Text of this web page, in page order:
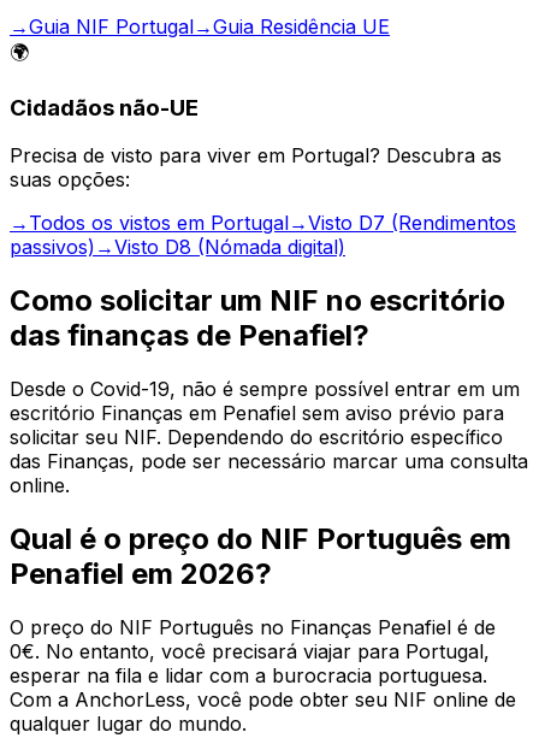
→Guia NIF Portugal→Guia Residência UE
🌍
Cidadãos não-UE
Precisa de visto para viver em Portugal? Descubra as
suas opções:
→ Todos os vistos em Portugal→Visto D7 (Rendimentos
passivos) →Visto D8 (Nómada digital)
Como solicitar um NIF no escritório
das finanças de Penafiel?
Desde o Covid-19, não é sempre possível entrar em um
escritório Finanças em Penafiel sem aviso prévio para
solicitar seu NIF. Dependendo do escritório específico
das Finanças, pode ser necessário marcar uma consulta
online.
Qual é o preço do NIF Português em
Penafiel em 2026?
O preço do NIF Português no Finanças Penafiel é de
0€. No entanto, você precisará viajar para Portugal,
esperar na fila e lidar com a burocracia portuguesa.
Com a AnchorLess, você pode obter seu NIF online de
qualquer lugar do mundo.